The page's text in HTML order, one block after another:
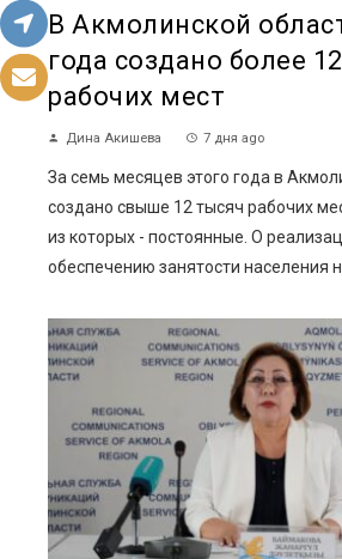
В Акмолинской
года создано более
рабочих мест
Дина Акишева 7 дня ago
За семь месяцев этого года в
создано свыше 12 тысяч рабочих
из которых - постоянные. О
обеспечению занятости населения на